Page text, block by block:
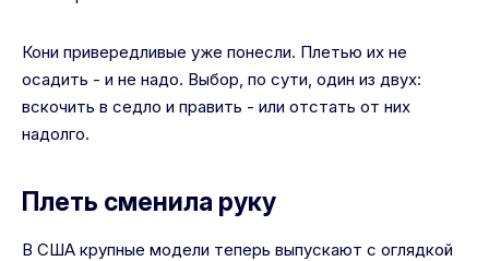
Кони привередливые уже понесли. Плетью их не
осадить - и не надо. Выбор, по сути, один из двух:
вскочить в седло и править - или отстать от них
надолго.
Плеть сменила руку
В США крупные модели теперь выпускают с оглядкой